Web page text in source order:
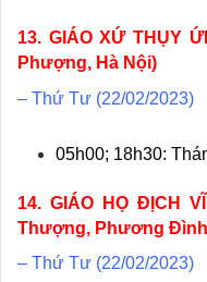
13. GIÁO XỨ THỤY
Phượng, Hà Nội)
– Thứ Tư (22/02/2023)
05h00; 18h30:
14. GIÁO HỌ ĐỊCH
Thượng, Phương
– Thứ Tư (22/02/2023)